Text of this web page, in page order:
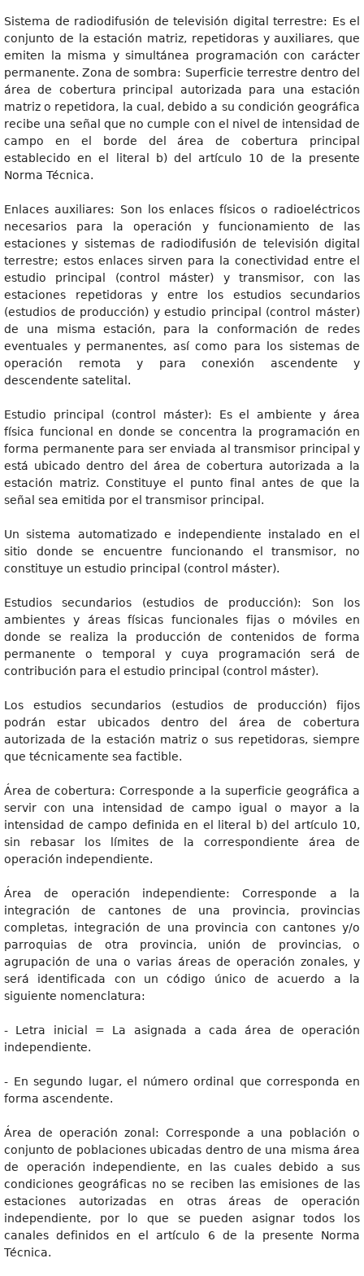
Sistema de radiodifusión de televisión digital terrestre: Es el
conjunto de la estación matriz, repetidoras y auxiliares, que
emiten la misma y simultánea programación con carácter
permanente. Zona de sombra: Superficie terrestre dentro del
área de cobertura principal autorizada para una estación
matriz o repetidora, la cual, debido a su condición geográfica
recibe una señal que no cumple con el nivel de intensidad de
campo en el borde del área de cobertura principal
establecido en el literal b) del artículo 10 de la presente
Norma Técnica.
Enlaces auxiliares: Son los enlaces físicos o radioeléctricos
necesarios para la operación y funcionamiento de las
estaciones y sistemas de radiodifusión de televisión digital
terrestre; estos enlaces sirven para la conectividad entre el
estudio principal (control máster) y transmisor, con las
estaciones repetidoras y entre los estudios secundarios
(estudios de producción) y estudio principal (control máster)
de una misma estación, para la conformación de redes
eventuales y permanentes, así como para los sistemas de
operación remota y para conexión ascendente y
descendente satelital.
Estudio principal (control máster): Es el ambiente y área
física funcional en donde se concentra la programación en
forma permanente para ser enviada al transmisor principal y
está ubicado dentro del área de cobertura autorizada a la
estación matriz. Constituye el punto final antes de que la
señal sea emitida por el transmisor principal.
Un sistema automatizado e independiente instalado en el
sitio donde se encuentre funcionando el transmisor, no
constituye un estudio principal (control máster).
Estudios secundarios (estudios de producción): Son los
ambientes y áreas físicas funcionales fijas o móviles en
donde se realiza la producción de contenidos de forma
permanente o temporal y cuya programación será de
contribución para el estudio principal (control máster).
Los estudios secundarios (estudios de producción) fijos
podrán estar ubicados dentro del área de cobertura
autorizada de la estación matriz o sus repetidoras, siempre
que técnicamente sea factible.
Área de cobertura: Corresponde a la superficie geográfica a
servir con una intensidad de campo igual o mayor a la
intensidad de campo definida en el literal b) del artículo 10,
sin rebasar los límites de la correspondiente área de
operación independiente.
Área de operación independiente: Corresponde a la
integración de cantones de una provincia, provincias
completas, integración de una provincia con cantones y/o
parroquias de otra provincia, unión de provincias, o
agrupación de una o varias áreas de operación zonales, y
será identificada con un código único de acuerdo a la
siguiente nomenclatura:
- Letra inicial = La asignada a cada área de operación
independiente.
- En segundo lugar, el número ordinal que corresponda en
forma ascendente.
Área de operación zonal: Corresponde a una población o
conjunto de poblaciones ubicadas dentro de una misma área
de operación independiente, en las cuales debido a sus
condiciones geográficas no se reciben las emisiones de las
estaciones autorizadas en otras áreas de operación
independiente, por lo que se pueden asignar todos los
canales definidos en el artículo 6 de la presente Norma
Técnica.